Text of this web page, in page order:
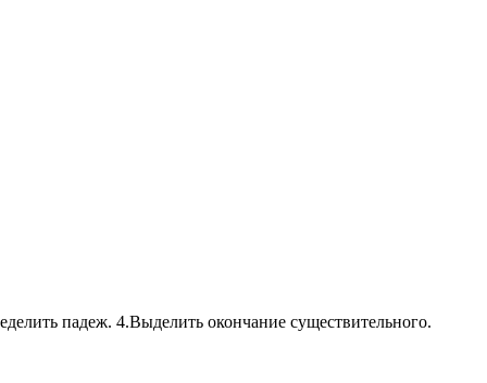
падеж. 4.Выделить окончание существительного.